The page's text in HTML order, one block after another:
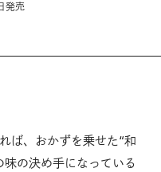
発売
ば、おかずを乗せた“和
の決め手になっている